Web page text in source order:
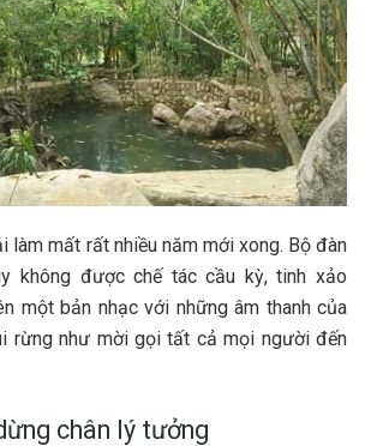
làm mất rất nhiều năm mới x‎‎ong. Bộ đàn
không được chế tác cầu k‎‎ỳ, t‎‎inh x‎‎ảo
một bản n‎‎hạc với những â‎‎m thanh của
rừng như m‎‎ời gọi t‎‎ất cả m‎‎ọi người đến
chân lý tưởng